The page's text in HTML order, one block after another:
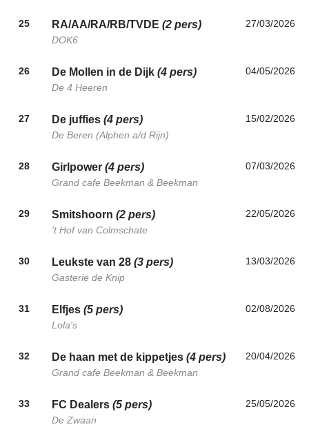
25 RA/AA/RA/RB/TVDE (2 pers)
DOK6
27/03/2026
26 De Mollen in de Dijk (4 pers)
De 4 Heeren
04/05/2026
27 De juffies (4 pers)
De Beren (Alphen a/d Rijn)
15/02/2026
28 Girlpower (4 pers)
Grand cafe Beekman & Beekman
07/03/2026
29 Smitshoorn (2 pers)
't Hof van Colmschate
22/05/2026
30 Leukste van 28 (3 pers)
Gasterie de Knip
13/03/2026
31 Elfjes (5 pers)
Lola's
02/08/2026
32 De haan met de kippetjes (4 pers)
Grand cafe Beekman & Beekman
20/04/2026
33 FC Dealers (5 pers)
De Zwaan
25/05/2026